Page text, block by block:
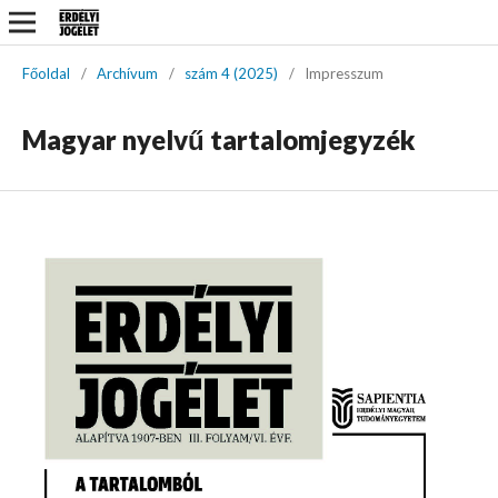
Főoldal / Archívum / szám 4 (2025) / Impresszum
Magyar nyelvű tartalomjegyzék